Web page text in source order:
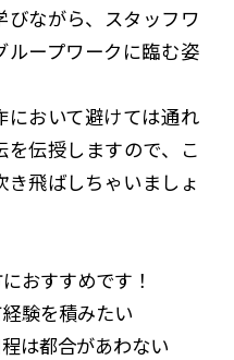
びながら、スタッフワ
ループワークに臨む姿
において避けては通れ
伝授しますので、こ
飛ばしちゃいましょ
おすすめです！
験を積みたい
は都合があわない